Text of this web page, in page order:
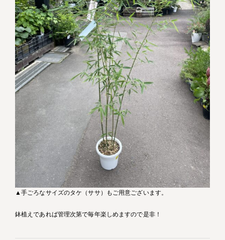
▲手ごろなサイズのタケ（ササ）もご用意ございます。
鉢植えであれば管理次第で毎年楽しめますので是非！